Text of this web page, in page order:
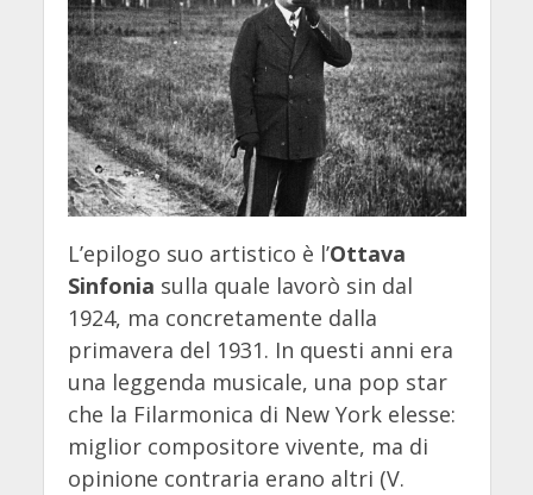
L’epilogo suo artistico è l’Ottava
Sinfonia sulla quale lavorò sin dal
1924, ma concretamente dalla
primavera del 1931. In questi anni era
una leggenda musicale, una pop star
che la Filarmonica di New York elesse:
miglior compositore vivente, ma di
opinione contraria erano altri (V.